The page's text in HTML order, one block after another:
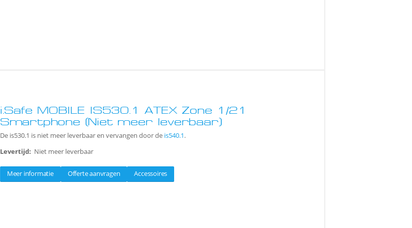
i.Safe MOBILE IS530.1 ATEX Zone 1/21
Smartphone (Niet meer leverbaar)
De is530.1 is niet meer leverbaar en vervangen door de is540.1.
Levertijd: Niet meer leverbaar
Meer informatie Offerte aanvragen Accessoires